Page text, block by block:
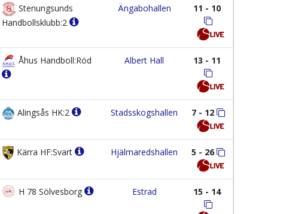
Stenungsunds
Handbollsklubb:2
Ängabohallen 11 - 10
Åhus Handboll:Röd Albert Hall 13 - 11
Alingsås HK:2 Stadsskogshallen 7 - 12
Kärra HF:Svart Hjälmaredshallen 5 - 26
H 78 Sölvesborg Estrad 15 - 14